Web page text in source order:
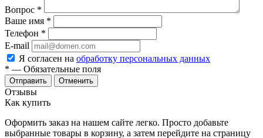
Вопрос *
Ваше имя *
Телефон *
E-mail
Я согласен на обработку персональных данных
* — Обязательные поля
Отменить
Отзывы
Как купить
Оформить заказ на нашем сайте легко. Просто добавьте
выбранные товары в корзину, а затем перейдите на страницу